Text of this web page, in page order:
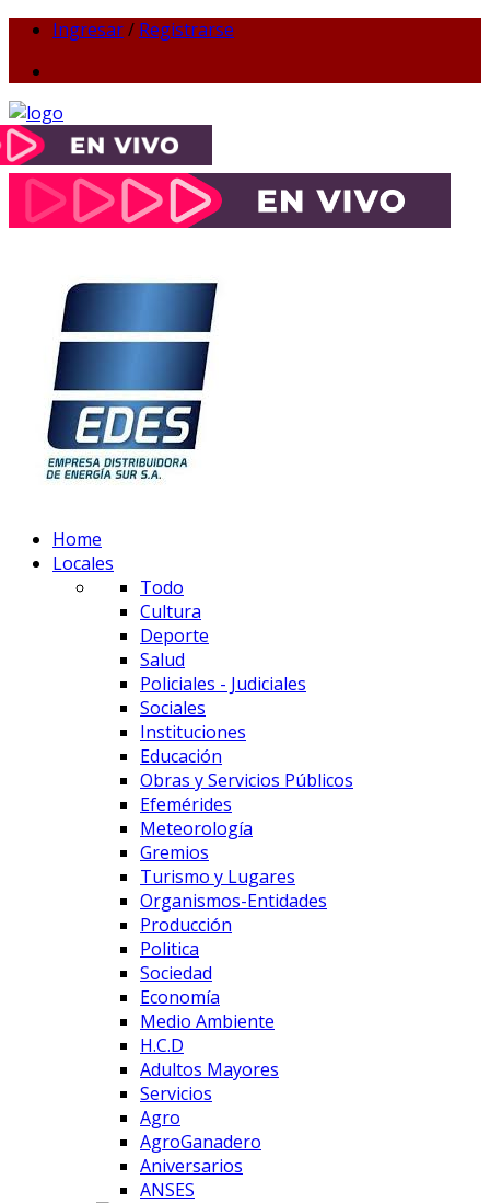
Ingresar/ Registrarse
Home
Locales
Todo
Cultura
Deporte
Salud
Policiales - Judiciales
Sociales
Instituciones
Educación
Obras y Servicios Públicos
Efemérides
Meteorología
Gremios
Turismo y Lugares
Organismos-Entidades
Producción
Politica
Sociedad
Economía
Medio Ambiente
H.C.D
Adultos Mayores
Servicios
Agro
AgroGanadero
Aniversarios
ANSES